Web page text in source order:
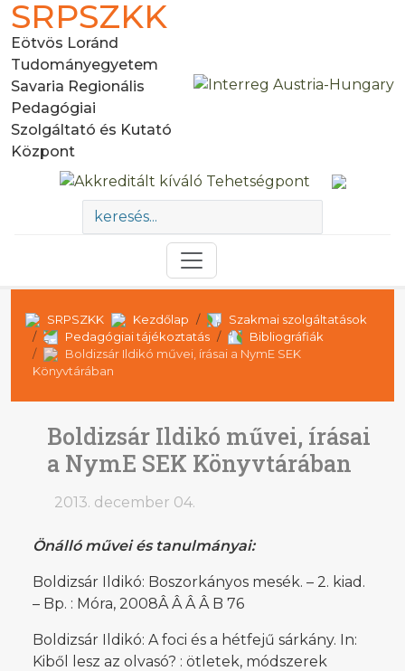
SRPSZKK
Eötvös Loránd
Tudományegyetem
Savaria Regionális
Pedagógiai
Szolgáltató és Kutató
Központ
SRPSZKK Kezdőlap
Szakmai szolgáltatások
Pedagógiai tájékoztatás
Bibliográfiák
Boldizsár Ildikó művei, írásai a NymE SEK
Könyvtárában
Boldizsár Ildikó művei, írásai
a NymE SEK Könyvtárában
2013. december 04.
Önálló művei és tanulmányai:
Boldizsár Ildikó: Boszorkányos mesék. – 2. kiad.
– Bp. : Móra, 2008Â Â Â Â B 76
Boldizsár Ildikó: A foci és a hétfejű sárkány. In:
Kiből lesz az olvasó? : ötletek, módszerek